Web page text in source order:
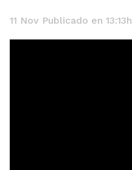
11 Nov Publicado en 13:13h